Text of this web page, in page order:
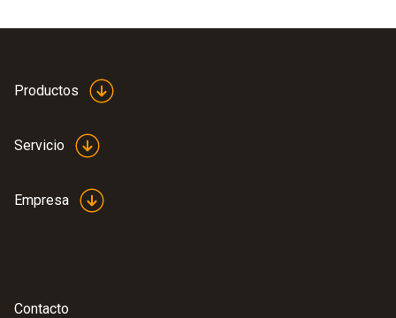
Productos
Servicio
Empresa
Contacto